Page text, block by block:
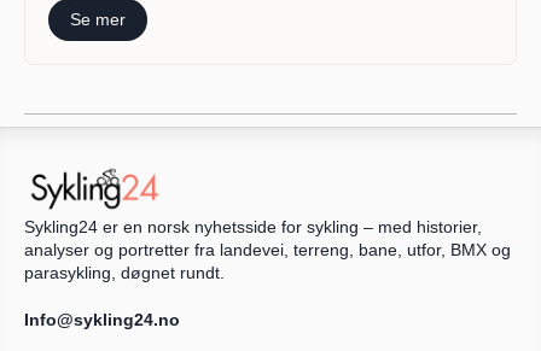
Se mer
Sykling24 er en norsk nyhetsside for sykling – med historier,
analyser og portretter fra landevei, terreng, bane, utfor, BMX og
parasykling, døgnet rundt.
Info@sykling24.no